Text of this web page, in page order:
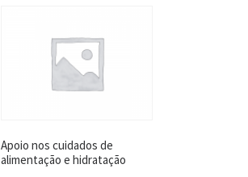
Apoio nos cuidados de
alimentação e hidratação